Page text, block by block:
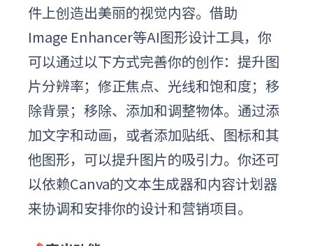
件上创造出美丽的视觉内容。借助
Image Enhancer等AI图形设计工具，你
可以通过以下方式完善你的创作：提升图
片分辨率；修正焦点、光线和饱和度；移
除背景；移除、添加和调整物体。通过添
加文字和动画，或者添加贴纸、图标和其
他图形，可以提升图片的吸引力。你还可
以依赖Canva的文本生成器和内容计划器
来协调和安排你的设计和营销项目。